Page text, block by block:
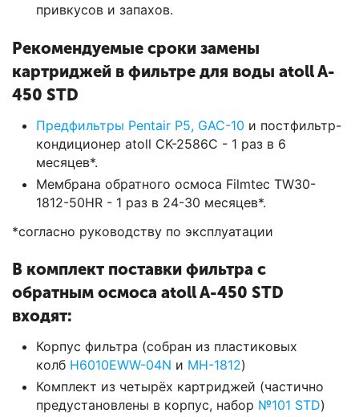
привкусов и запахов.
Рекомендуемые сроки замены
картриджей в фильтре для воды atoll A-
450 STD
Предфильтры Pentair P5, GAC-10 и постфильтр-
кондиционер atoll CK-2586C - 1 раз в 6
месяцев*.
Мембрана обратного осмоса Filmtec TW30-
1812-50HR - 1 раз в 24-30 месяцев*.
*согласно руководству по эксплуатации
В комплект поставки фильтра с
обратным осмоса atoll A-450 STD
входят:
Корпус фильтра (собран из пластиковых
колб H6010EWW-04N и MH-1812)
Комплект из четырёх картриджей (частично
предустановлены в корпус, набор №101 STD)